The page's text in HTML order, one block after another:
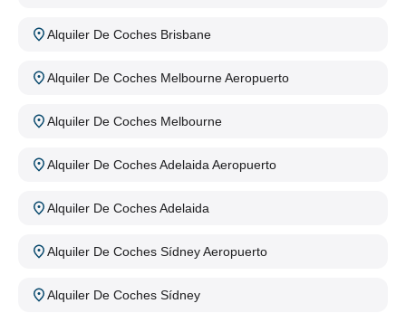
Alquiler De Coches Brisbane
Alquiler De Coches Melbourne Aeropuerto
Alquiler De Coches Melbourne
Alquiler De Coches Adelaida Aeropuerto
Alquiler De Coches Adelaida
Alquiler De Coches Sídney Aeropuerto
Alquiler De Coches Sídney